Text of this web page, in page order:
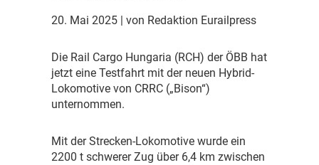
20. Mai 2025 | von Redaktion Eurailpress
Die Rail Cargo Hungaria (RCH) der ÖBB hat
jetzt eine Testfahrt mit der neuen Hybrid-
Lokomotive von CRRC („Bison“)
unternommen.
Mit der Strecken-Lokomotive wurde ein
2200 t schwerer Zug über 6,4 km zwischen